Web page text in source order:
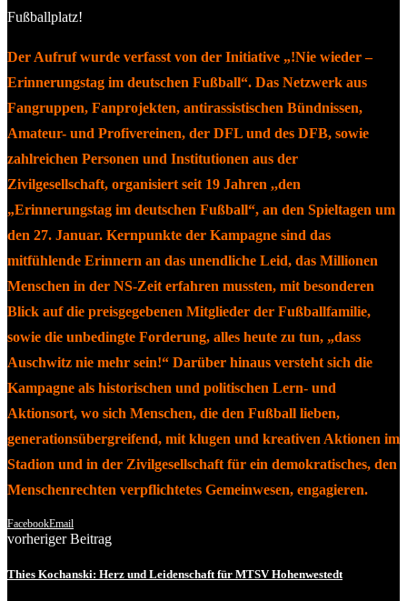
Fußballplatz!
Der Aufruf wurde verfasst von der Initiative „!Nie wieder –
Erinnerungstag im deutschen Fußball“. Das Netzwerk aus
Fangruppen, Fanprojekten, antirassistischen Bündnissen,
Amateur- und Profivereinen, der DFL und des DFB, sowie
zahlreichen Personen und Institutionen aus der
Zivilgesellschaft, organisiert seit 19 Jahren ,,den
„Erinnerungstag im deutschen Fußball“, an den Spieltagen um
den 27. Januar. Kernpunkte der Kampagne sind das
mitfühlende Erinnern an das unendliche Leid, das Millionen
Menschen in der NS-Zeit erfahren mussten, mit besonderen
Blick auf die preisgegebenen Mitglieder der Fußballfamilie,
sowie die unbedingte Forderung, alles heute zu tun, „dass
Auschwitz nie mehr sein!“ Darüber hinaus versteht sich die
Kampagne als historischen und politischen Lern- und
Aktionsort, wo sich Menschen, die den Fußball lieben,
generationsübergreifend, mit klugen und kreativen Aktionen im
Stadion und in der Zivilgesellschaft für ein demokratisches, den
Menschenrechten verpflichtetes Gemeinwesen, engagieren.
FacebookEmail
vorheriger Beitrag
Thies Kochanski: Herz und Leidenschaft für MTSV Hohenwestedt